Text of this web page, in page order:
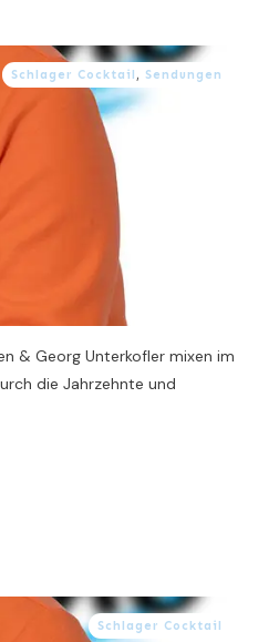
Schlager Cocktail , Sendungen
& Georg Unterkofler mixen im
die Jahrzehnte und
Schlager Cocktail